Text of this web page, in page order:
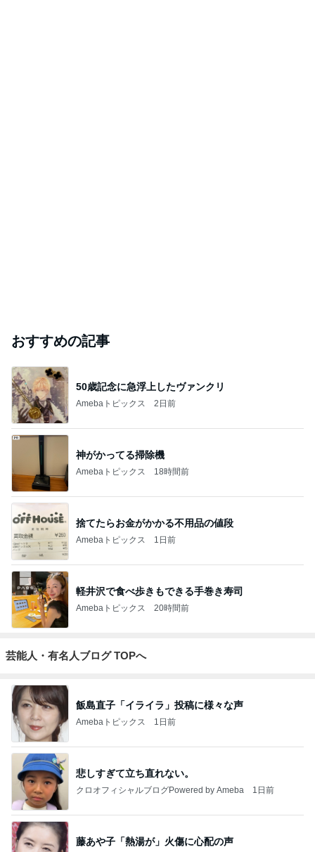
おすすめの記事
50歳記念に急浮上したヴァンクリ
Amebaトピックス 2日前
神がかってる掃除機
Amebaトピックス 18時間前
捨てたらお金がかかる不用品の値段
Amebaトピックス 1日前
軽井沢で食べ歩きもできる手巻き寿司
Amebaトピックス 20時間前
芸能人・有名人ブログ TOPへ
飯島直子「イライラ」投稿に様々な声
Amebaトピックス 1日前
悲しすぎて立ち直れない。
クロオフィシャルブログPowered by Ameba 1日前
藤あや子「熱湯が」火傷に心配の声